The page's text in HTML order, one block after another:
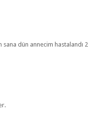
dün annecim hastalandı 2